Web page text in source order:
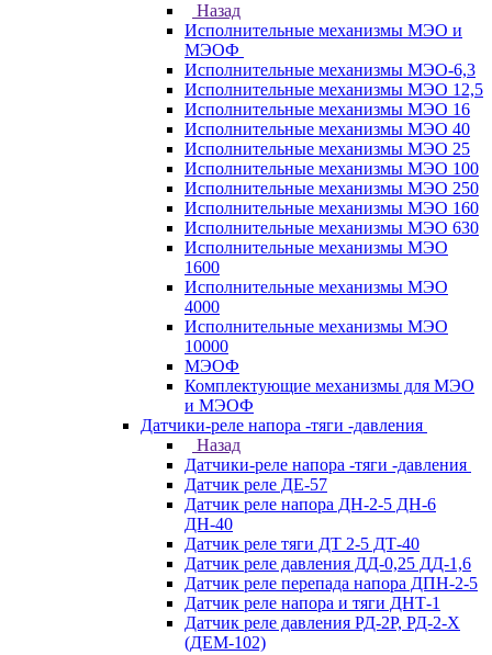
Назад
Исполнительные механизмы МЭО и
МЭОФ
Исполнительные механизмы МЭО-6,3
Исполнительные механизмы МЭО 12,5
Исполнительные механизмы МЭО 16
Исполнительные механизмы МЭО 40
Исполнительные механизмы МЭО 25
Исполнительные механизмы МЭО 100
Исполнительные механизмы МЭО 250
Исполнительные механизмы МЭО 160
Исполнительные механизмы МЭО 630
Исполнительные механизмы МЭО
1600
Исполнительные механизмы МЭО
4000
Исполнительные механизмы МЭО
10000
МЭОФ
Комплектующие механизмы для МЭО
и МЭОФ
Датчики-реле напора -тяги -давления
Назад
Датчики-реле напора -тяги -давления
Датчик реле ДЕ-57
Датчик реле напора ДН-2-5 ДН-6
ДН-40
Датчик реле тяги ДТ 2-5 ДТ-40
Датчик реле давления ДД-0,25 ДД-1,6
Датчик реле перепада напора ДПН-2-5
Датчик реле напора и тяги ДНТ-1
Датчик реле давления РД-2Р, РД-2-Х
(ДЕМ-102)